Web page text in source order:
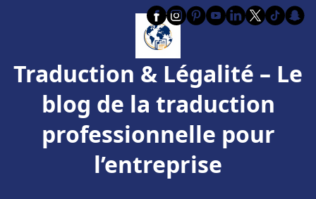
Traduction & Légalité – Le
blog de la traduction
professionnelle pour
l’entreprise